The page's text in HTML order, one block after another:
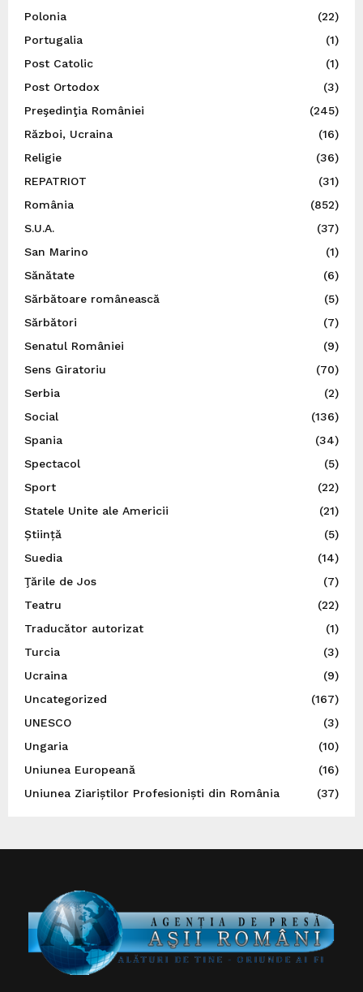
Polonia
(22)
Portugalia
(1)
Post Catolic
(1)
Post Ortodox
(3)
Preşedinţia României
(245)
Război, Ucraina
(16)
Religie
(36)
REPATRIOT
(31)
România
(852)
S.U.A.
(37)
San Marino
(1)
Sănătate
(6)
Sărbătoare românească
(5)
Sărbători
(7)
Senatul României
(9)
Sens Giratoriu
(70)
Serbia
(2)
Social
(136)
Spania
(34)
Spectacol
(5)
Sport
(22)
Statele Unite ale Americii
(21)
Știință
(5)
Suedia
(14)
Ţările de Jos
(7)
Teatru
(22)
Traducător autorizat
(1)
Turcia
(3)
Ucraina
(9)
Uncategorized
(167)
UNESCO
(3)
Ungaria
(10)
Uniunea Europeană
(16)
Uniunea Ziariștilor Profesioniști din România
(37)